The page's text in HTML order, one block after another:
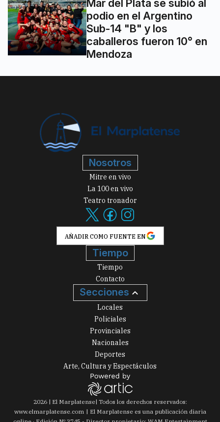
Mar del Plata se subió al
podio en el Argentino
Sub-14 "B" y los
caballeros fueron 10° en
Mendoza
Nosotros
Mitre en vivo
La 100 en vivo
Teatro tronador
AÑADIR COMO FUENTE EN
Tiempo
Tiempo
Contacto
Secciones
Locales
Policiales
Provinciales
Nacionales
Deportes
Arte, Cultura y Espectáculos
2026| El Marplatense| Todos los derechos reservados:
www.elmarplatense.com
El Marplatense es una publicación diaria